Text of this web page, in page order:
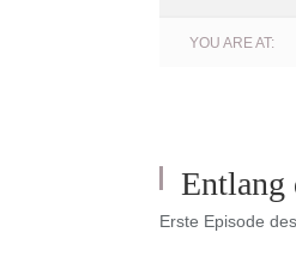
YOU ARE AT:
Entlang
Erste Episode